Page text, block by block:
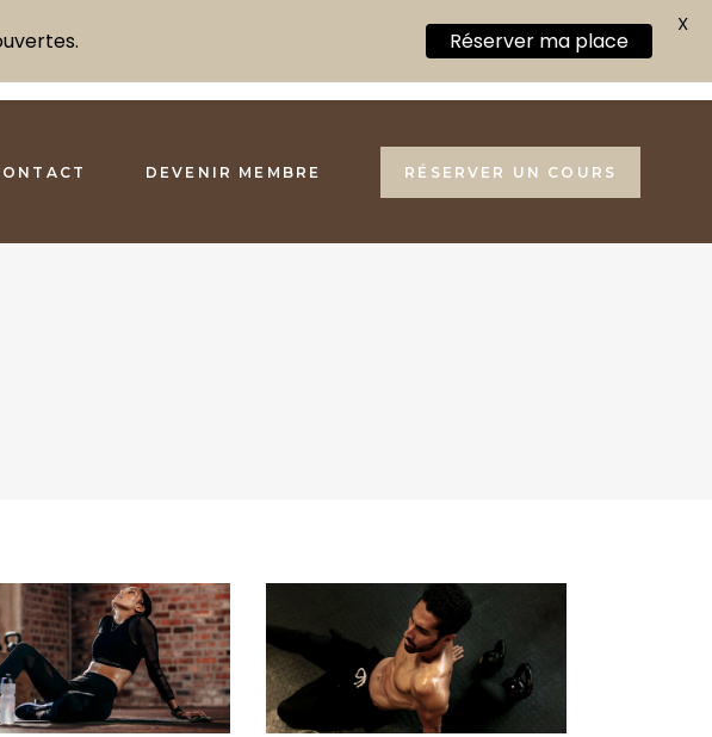
DEVENIR MEMBRE RÉSERVER UN COURS
Réserver ma place
X